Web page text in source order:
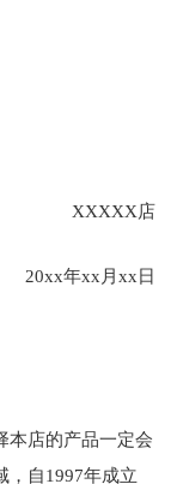
XXXXX店
20xx年xx月xx日
本店的产品一定会
，自1997年成立